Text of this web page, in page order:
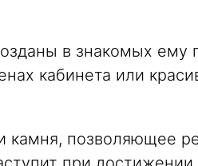
в знакомых ему
кабинета или
камня, позволяющее